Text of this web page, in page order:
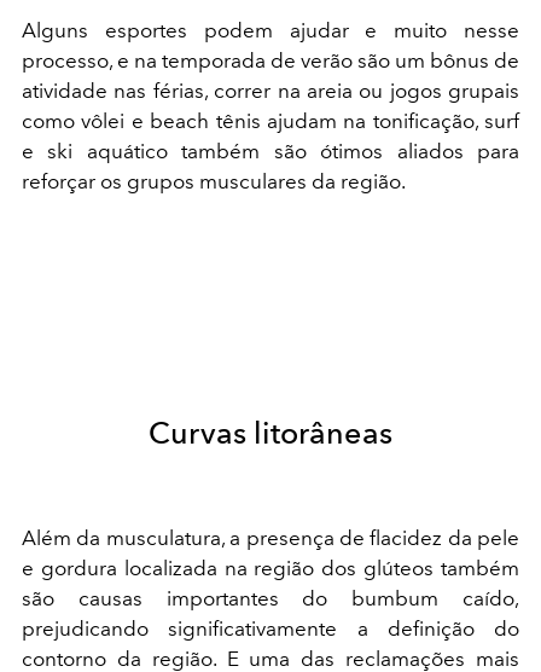
Alguns esportes podem ajudar e muito nesse
processo, e na temporada de verão são um bônus de
atividade nas férias, correr na areia ou jogos grupais
como vôlei e beach tênis ajudam na tonificação, surf
e ski aquático também são ótimos aliados para
reforçar os grupos musculares da região.
Curvas litorâneas
Além da musculatura, a presença de flacidez da pele
e gordura localizada na região dos glúteos também
são causas importantes do bumbum caído,
prejudicando significativamente a definição do
contorno da região. E uma das reclamações mais